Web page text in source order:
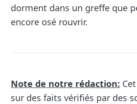
dorment dans un greffe que
encore osé rouvrir.
Note de notre rédaction:
sur des faits vérifiés par des